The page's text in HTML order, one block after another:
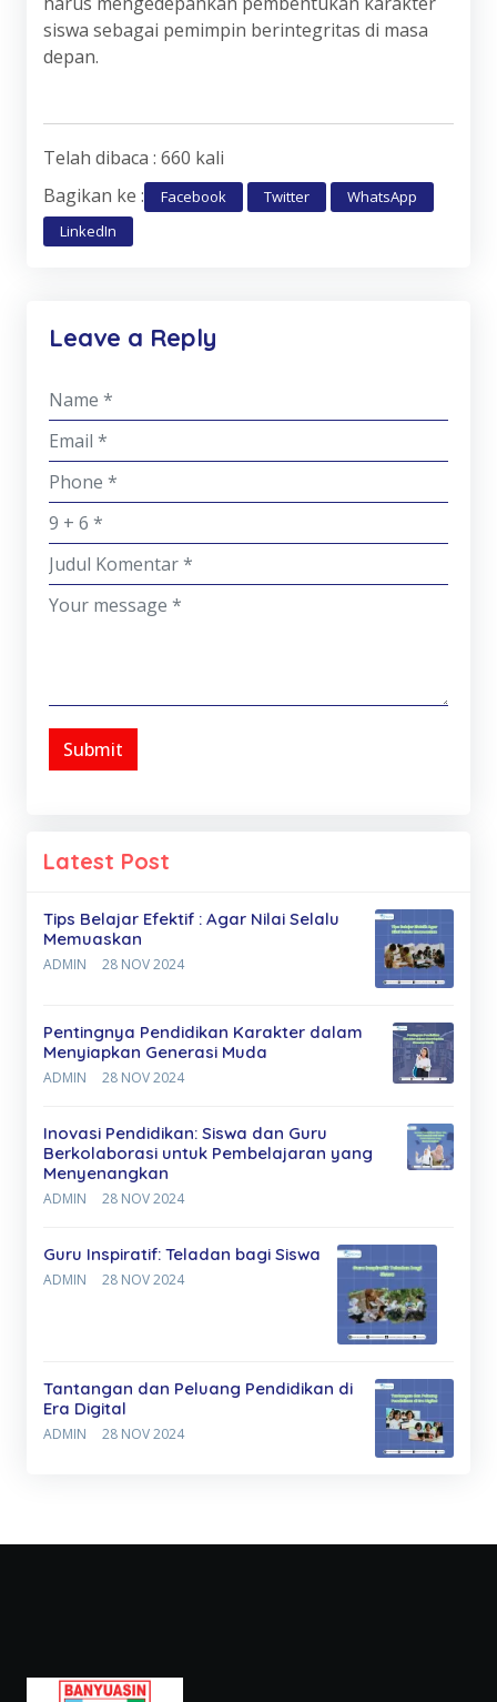
siswa sebagai pemimpin berintegritas di masa
depan.
Telah dibaca : 660 kali
Bagikan ke :
Facebook Twitter
WhatsApp
LinkedIn
Leave a Reply
Submit
Latest Post
Tips Belajar Efektif : Agar Nilai Selalu
Memuaskan
ADMIN 28 NOV 2024
Pentingnya Pendidikan Karakter dalam
Menyiapkan Generasi Muda
ADMIN 28 NOV 2024
Inovasi Pendidikan: Siswa dan Guru
Berkolaborasi untuk Pembelajaran yang
Menyenangkan
ADMIN 28 NOV 2024
Guru Inspiratif: Teladan bagi Siswa
ADMIN 28 NOV 2024
Tantangan dan Peluang Pendidikan di
Era Digital
ADMIN 28 NOV 2024